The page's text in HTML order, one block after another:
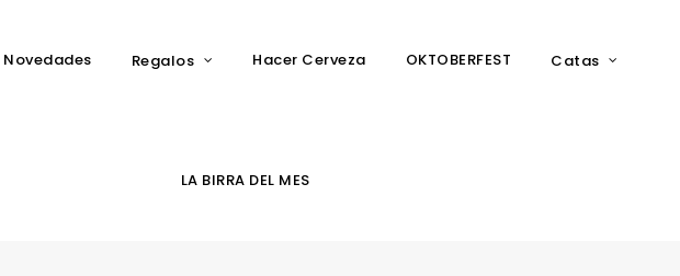
Novedades Regalos Hacer Cerveza OKTOBERFEST Catas
LA BIRRA DEL MES